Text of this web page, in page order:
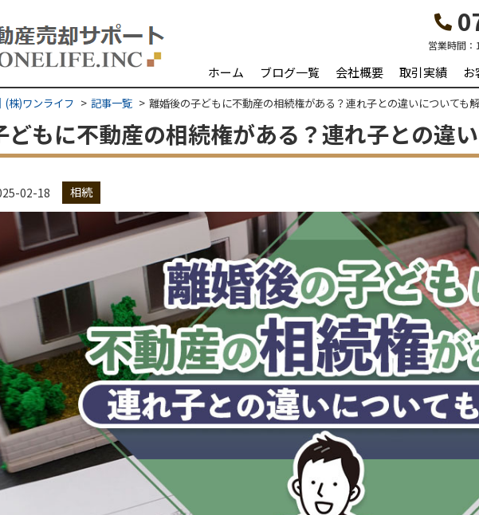
営業時間：
ホーム ブログ一覧 会社概要 取引実績 お
(株)ワンライフ 記事一覧 離婚後の子どもに不動産の相続権がある？連れ子との違いについても
どもに不動産の相続権がある？連れ子との違
02-18 相続